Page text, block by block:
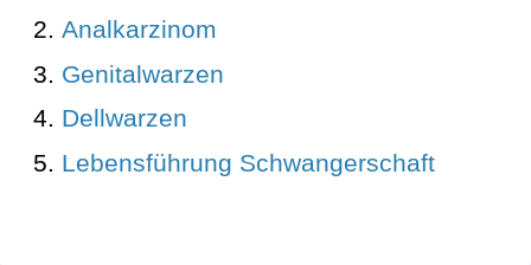
Analkarzinom
Genitalwarzen
Dellwarzen
Lebensführung Schwangerschaft